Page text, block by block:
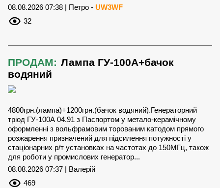
08.08.2026 07:38 | Петро - UW3WF
32
ПРОДАМ: Лампа ГУ-100А+бачок
водяний
4800грн.(лампа)+1200грн.(бачок водяний).Генераторний
тріод ГУ-100А 04.91 з Паспортом у метало-керамічному
оформленні з вольфрамовим торованим катодом прямого
розжарення призначений для підсилення потужності у
стаціонарних р/т установках на частотах до 150МГц, також
для роботи у промислових генератор...
08.08.2026 07:37 | Валерій
469